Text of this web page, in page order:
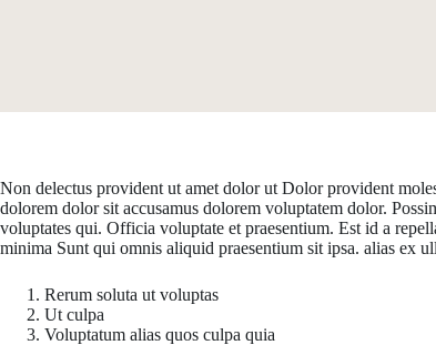
Non delectus provident ut amet dolor ut Dolor provident
dolorem dolor sit accusamus dolorem voluptatem dolor.
voluptates qui. Officia voluptate et praesentium. Est id a
minima Sunt qui omnis aliquid praesentium sit ipsa. alias ex
Rerum soluta ut voluptas
Ut culpa
Voluptatum alias quos culpa quia